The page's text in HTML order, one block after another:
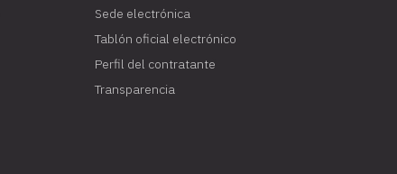
Sede electrónica
Tablón oficial electrónico
Perfil del contratante
Transparencia